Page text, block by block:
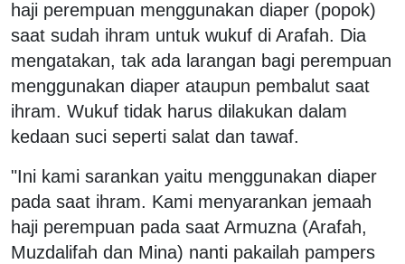
haji perempuan menggunakan diaper (popok)
saat sudah ihram untuk wukuf di Arafah. Dia
mengatakan, tak ada larangan bagi perempuan
menggunakan diaper ataupun pembalut saat
ihram. Wukuf tidak harus dilakukan dalam
kedaan suci seperti salat dan tawaf.
"Ini kami sarankan yaitu menggunakan diaper
pada saat ihram. Kami menyarankan jemaah
haji perempuan pada saat Armuzna (Arafah,
Muzdalifah dan Mina) nanti pakailah pampers